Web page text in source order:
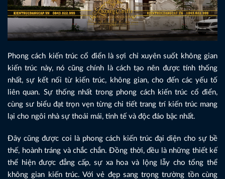
Phong cách kiến trúc cổ điển là sợi chỉ xuyên suốt không gian
kiến trúc này, nó cũng chính là cách tạo nên được tính thống
nhất, sự kết nối từ kiến trúc, không gian, cho đến các yếu tố
liên quan. Sự thống nhất trong phong cách kiến trúc cổ điển,
cùng sư biểu đạt trọn vẹn từng chi tiết trang trí kiến trúc mang
lại cho ngôi nhà sự thoải mái, tinh tế và độc đáo bậc nhất.
Đây cũng được coi là phong cách kiến trúc đại diện cho sự bề
thế, hoành tráng và chắc chắn. Đồng thời, đều là những thiết kế
thể hiện được đẳng cấp, sự xa hoa và lộng lẫy cho tổng thể
không gian kiến trúc. Với vẻ đẹp sang trọng trường tồn cùng